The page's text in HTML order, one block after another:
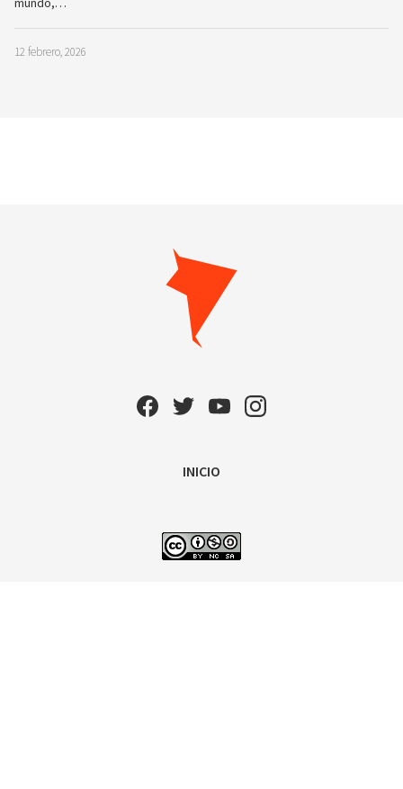
12 febrero, 2026
INICIO